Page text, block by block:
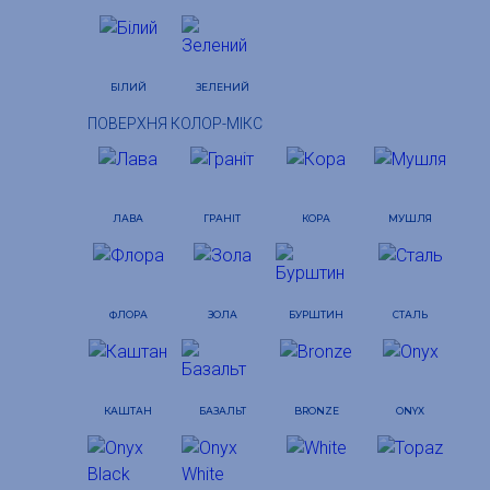
БІЛИЙ ЗЕЛЕНИЙ
ПОВЕРХНЯ КОЛОР-МІКС
ЛАВА ГРАНІТ КОРА МУШЛЯ
ФЛОРА ЗОЛА БУРШТИН СТАЛЬ
КАШТАН БАЗАЛЬТ BRONZE ONYX